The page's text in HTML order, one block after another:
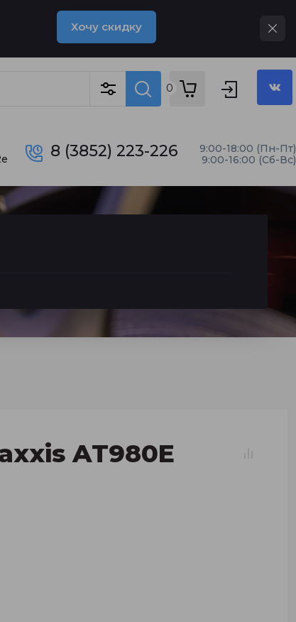
Хочу скидку
0
8 (3852) 223-226
9:00-18:00 (Пн-Пт)
9:00-16:00 (Сб-Вс)
AT980E